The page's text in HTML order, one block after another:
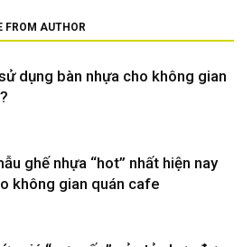
FROM AUTHOR
dụng bàn nhựa cho không gian
ghế nhựa “hot” nhất hiện nay
không gian quán cafe